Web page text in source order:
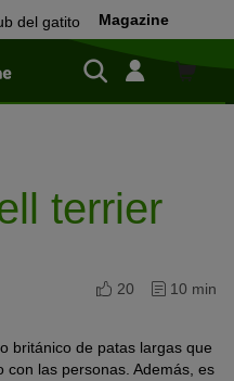
del gatito Magazine
Tienda
terrier
20
10 min
británico de patas largas que
las personas. Además, es